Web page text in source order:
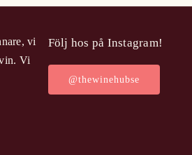
vi
Vi
Följ hos på Instagram!
@thewinehubse